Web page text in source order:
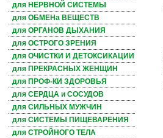
для НЕРВНОЙ СИСТЕМЫ
для ОБМЕНа ВЕЩЕСТВ
для ОРГАНОВ ДЫХАНИЯ
для ОСТРОГО ЗРЕНИЯ
для ОЧИСТКИ И ДЕТОКСИКАЦИИ
для ПРЕКРАСНЫХ ЖЕНЩИН
для ПРОФ-КИ ЗДОРОВЬЯ
для СЕРДЦА и СОСУДОВ
для СИЛЬНЫХ МУЖЧИН
для СИСТЕМЫ ПИЩЕВАРЕНИЯ
для СТРОЙНОГО ТЕЛА